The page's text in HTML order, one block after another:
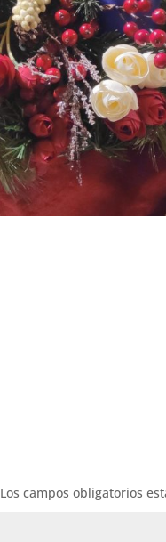
Los campos obligatorios